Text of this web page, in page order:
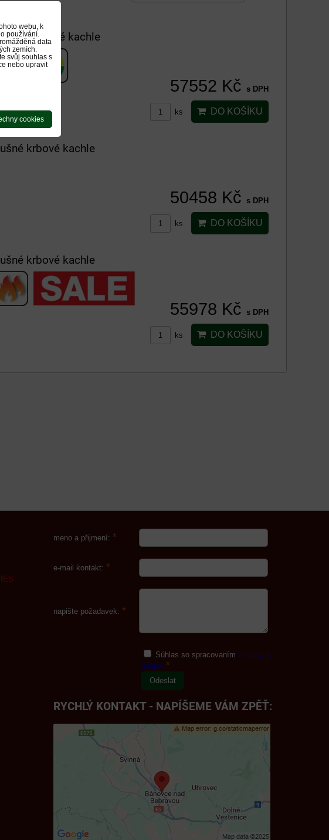
krbové kachle
57552 Kč s DPH
ks DO KOŠÍKU
krbové kachle
50458 Kč s DPH
ks DO KOŠÍKU
krbové kachle
55978 Kč s DPH
ks DO KOŠÍKU
meno a přijmení: *
e-mail kontakt: *
napište požadavek: *
Súhlas so spracovanímosobných
údajov *
Odeslat
RYCHLÝ KONTAKT - NAPÍŠEME VÁM ZPĚŤ:
webu, k
používání.
data
zemích.
svůj souhlas s
nebo upravit
cookies